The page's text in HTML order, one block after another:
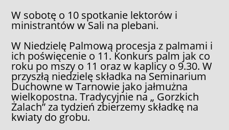
W sobotę o 10 spotkanie lektorów i
ministrantów w Sali na plebani.
W Niedzielę Palmową procesja z palmami i
ich poświęcenie o 11. Konkurs palm jak co
roku po mszy o 11 oraz w kaplicy o 9.30. W
przyszłą niedzielę składka na Seminarium
Duchowne w Tarnowie jako jałmużna
wielkopostna. Tradycyjnie na „ Gorzkich
Żalach” za tydzień zbierzemy składkę na
kwiaty do grobu.